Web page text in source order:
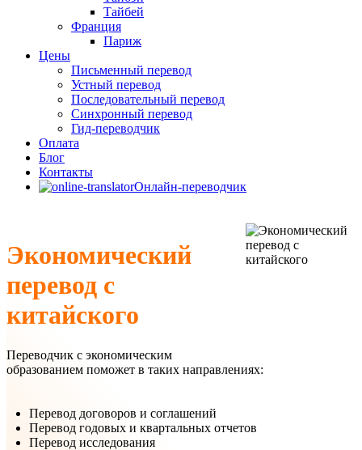
Тайбей
Франция
Париж
Цены
Письменный перевод
Устный перевод
Последовательный перевод
Синхронный перевод
Гид-переводчик
Оплата
Блог
Контакты
Онлайн-переводчик
Экономический
перевод с
китайского
Переводчик с экономическим
образованием поможет в таких направлениях:
Перевод договоров и соглашений
Перевод годовых и квартальных отчетов
Перевод исследования